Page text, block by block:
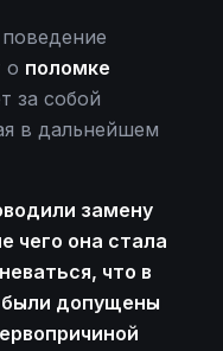
о поломке
за собой
в дальнейшем
замену
чего она стала
что в
были допущены